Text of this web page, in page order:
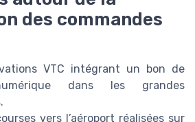
des commandes
VTC intégrant un bon de
dans les grandes
vers l’aéroport réalisées sur